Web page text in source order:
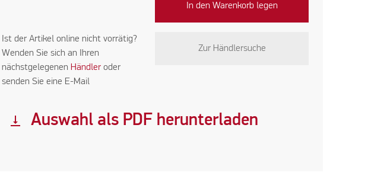
In den Warenkorb legen
Ist der Artikel online nicht vorrätig?
Wenden Sie sich an Ihren
nächstgelegenen Händler oder
senden Sie eine E-Mail
Zur Händlersuche
vertical_align_bottom Auswahl als PDF herunterladen